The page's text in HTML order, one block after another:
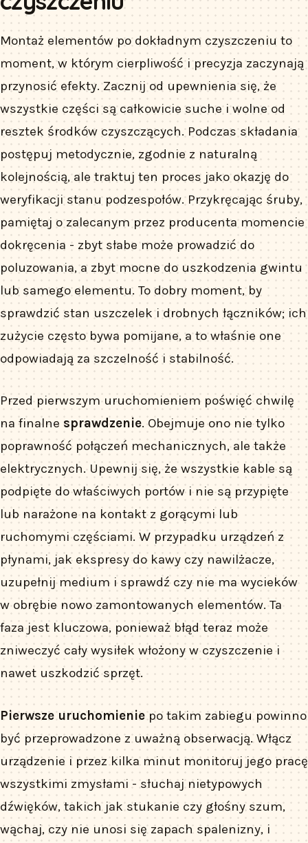
Montaż elementów po dokładnym czyszczeniu to
moment, w którym cierpliwość i precyzja zaczynają
przynosić efekty. Zacznij od upewnienia się, że
wszystkie części są całkowicie suche i wolne od
resztek środków czyszczących. Podczas składania
postępuj metodycznie, zgodnie z naturalną
kolejnością, ale traktuj ten proces jako okazję do
weryfikacji stanu podzespołów. Przykręcając śruby,
pamiętaj o zalecanym przez producenta momencie
dokręcenia - zbyt słabe może prowadzić do
poluzowania, a zbyt mocne do uszkodzenia gwintu
lub samego elementu. To dobry moment, by
sprawdzić stan uszczelek i drobnych łączników; ich
zużycie często bywa pomijane, a to właśnie one
odpowiadają za szczelność i stabilność.
Przed pierwszym uruchomieniem poświęć chwilę
na finalne sprawdzenie. Obejmuje ono nie tylko
poprawność połączeń mechanicznych, ale także
elektrycznych. Upewnij się, że wszystkie kable są
podpięte do właściwych portów i nie są przypięte
lub narażone na kontakt z gorącymi lub
ruchomymi częściami. W przypadku urządzeń z
płynami, jak ekspresy do kawy czy nawilżacze,
uzupełnij medium i sprawdź czy nie ma wycieków
w obrębie nowo zamontowanych elementów. Ta
faza jest kluczowa, ponieważ błąd teraz może
zniweczyć cały wysiłek włożony w czyszczenie i
nawet uszkodzić sprzęt.
Pierwsze uruchomieniepo takim zabiegu powinno
być przeprowadzone z uważną obserwacją. Włącz
urządzenie i przez kilka minut monitoruj jego pracę
wszystkimi zmysłami - słuchaj nietypowych
dźwięków, takich jak stukanie czy głośny szum,
wąchaj, czy nie unosi się zapach spalenizny, i